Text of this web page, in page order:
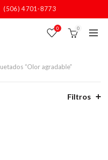
(506) 4701-8773
0 0
“Olor agradable”
Filtros